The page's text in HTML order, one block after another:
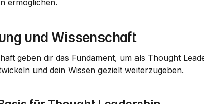
ermöglichen.
und Wissenschaft
und dein Wissen gezielt weiterzugeben.